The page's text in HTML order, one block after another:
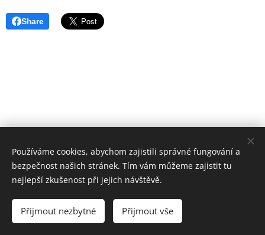
Share
Římskokatolická farnost Dačice; Krajířova 18, Dačice
Cookies
Používáme cookies, abychom zajistili správné fungování a
bezpečnost našich stránek. Tím vám můžeme zajistit tu
nejlepší zkušenost při jejich návštěvě.
Přijmout nezbytné Přijmout vše